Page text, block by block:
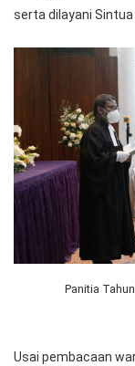
serta dilayani Sintua
Panitia
Usai pembacaan